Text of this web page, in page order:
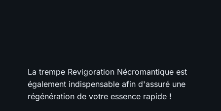
La trempe Revigoration Nécromantique est
également indispensable afin d'assuré une
régénération de votre essence rapide !